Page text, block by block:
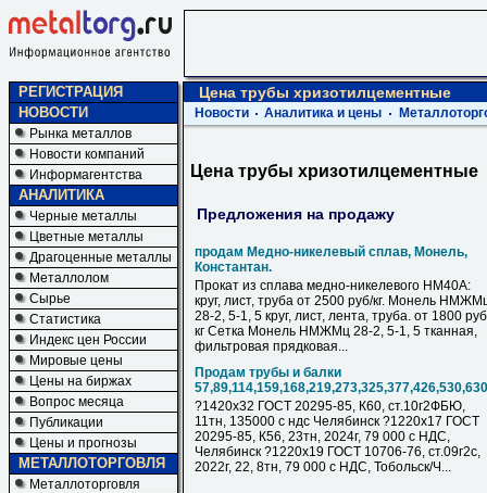
РЕГИСТРАЦИЯ
НОВОСТИ
Рынка металлов
Новости компаний
Информагентства
АНАЛИТИКА
Черные металлы
Цветные металлы
Драгоценные металлы
Металлолом
Сырье
Статистика
Индекс цен России
Мировые цены
Цены на биржах
Вопрос месяца
Публикации
Цены и прогнозы
МЕТАЛЛОТОРГОВЛЯ
Металлоторговля
Цена трубы хризотилцементные
Новости Аналитика и цены
Цена трубы хризотилцементные
Предложения на продажу
продам Медно-никелевый сплав, Монель,
Константан.
Прокат из сплава медно-никелевого НМ40А:
круг, лист, труба от 2500 руб/кг. Монель
28-2, 5-1, 5 круг, лист, лента, труба. от 1800
кг Сетка Монель НМЖМц 28-2, 5-1, 5 тканная,
фильтровая прядковая...
Продам трубы и балки
?1420х32 ГОСТ 20295-85, К60, ст.10г2ФБЮ,
11тн, 135000 с ндс Челябинск ?1220х17 ГОСТ
20295-85, К56, 23тн, 2024г, 79 000 с НДC,
Челябинск ?1220х19 ГОСТ 10706-76, ст.09г2с,
2022г, 22, 8тн, 79 000 с НДC, Тобольск/Ч...